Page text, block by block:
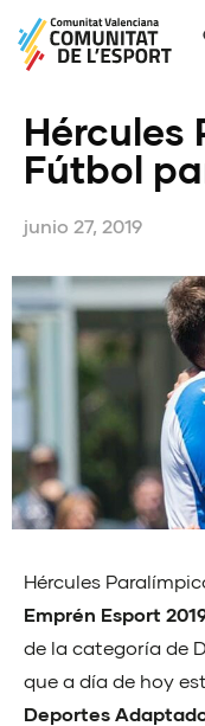
Hércules
Fútbol
junio 27, 2019
Hércules
Emprén Esport
de la categoría de
que a día de hoy
Deportes